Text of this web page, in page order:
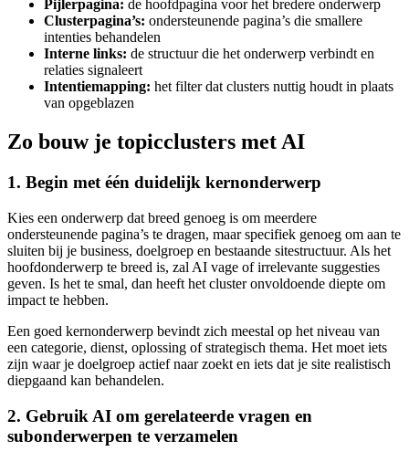
Pijlerpagina: de hoofdpagina voor het bredere onderwerp
Clusterpagina’s: ondersteunende pagina’s die smallere
intenties behandelen
Interne links: de structuur die het onderwerp verbindt en
relaties signaleert
Intentiemapping: het filter dat clusters nuttig houdt in plaats
van opgeblazen
Zo bouw je topicclusters met AI
1. Begin met één duidelijk kernonderwerp
Kies een onderwerp dat breed genoeg is om meerdere
ondersteunende pagina’s te dragen, maar specifiek genoeg om aan te
sluiten bij je business, doelgroep en bestaande sitestructuur. Als het
hoofdonderwerp te breed is, zal AI vage of irrelevante suggesties
geven. Is het te smal, dan heeft het cluster onvoldoende diepte om
impact te hebben.
Een goed kernonderwerp bevindt zich meestal op het niveau van
een categorie, dienst, oplossing of strategisch thema. Het moet iets
zijn waar je doelgroep actief naar zoekt en iets dat je site realistisch
diepgaand kan behandelen.
2. Gebruik AI om gerelateerde vragen en
subonderwerpen te verzamelen